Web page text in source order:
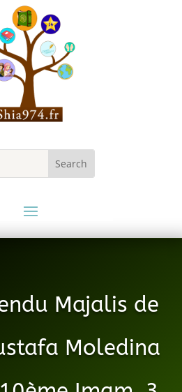
Majalis de
Moledina